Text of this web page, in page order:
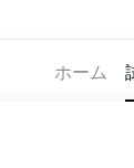
ホーム
VFB